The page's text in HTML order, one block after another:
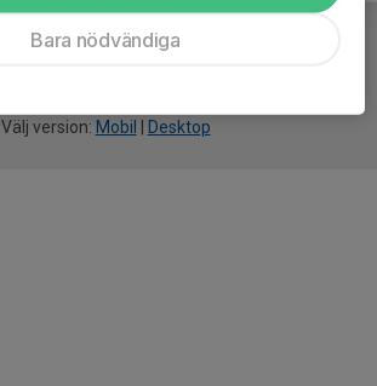
Välj version: Mobil Desktop
Bara nödvändiga